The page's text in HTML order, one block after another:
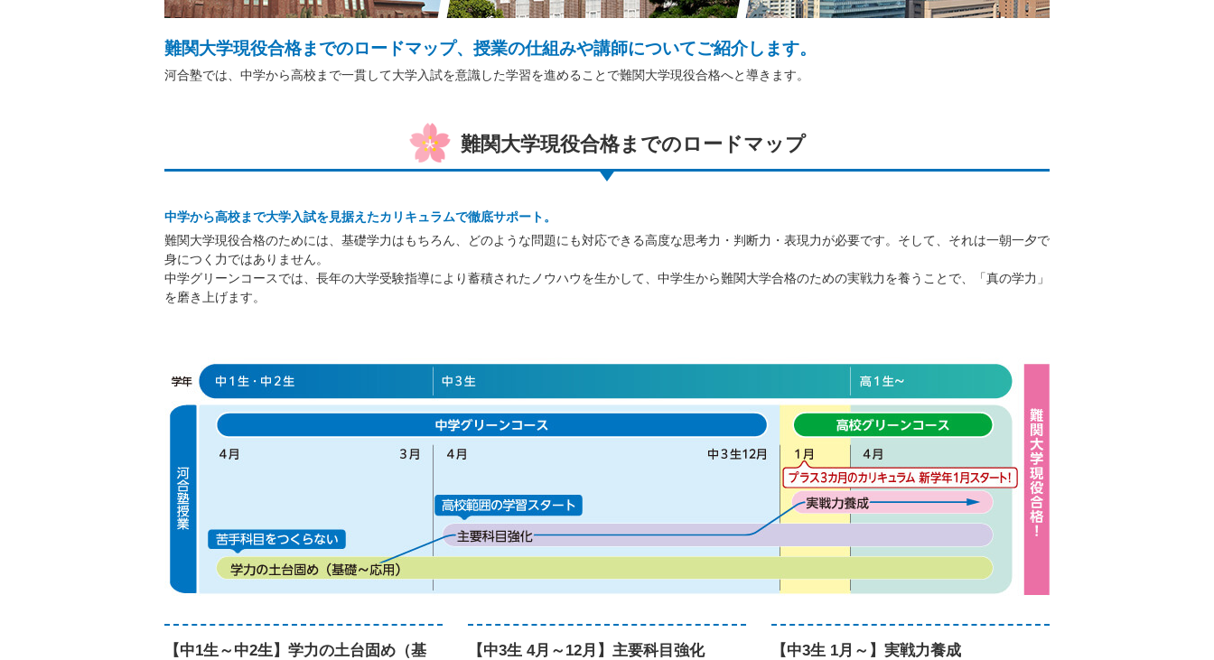
難関大学現役合格までのロードマップ、授業の仕組みや講師についてご紹介します。
河合塾では、中学から高校まで一貫して大学入試を意識した学習を進めることで難関大学現役合格へと導きます。
難関大学現役合格までのロードマップ
中学から高校まで大学入試を見据えたカリキュラムで徹底サポート。
難関大学現役合格のためには、基礎学力はもちろん、どのような問題にも対応できる高度な思考力・判断力・表現力が必要です。そして、それは一朝一夕で
身につく力ではありません。
中学グリーンコースでは、長年の大学受験指導により蓄積されたノウハウを生かして、中学生から難関大学合格のための実戦力を養うことで、「真の学力」
を磨き上げます。
【中1生～中2生】学力の土台固め（基
【中3生 4月～12月】主要科目強化 【中3生 1月～】実戦力養成